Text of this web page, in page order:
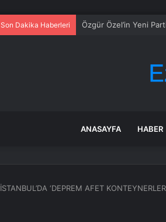
Son Dakika Haberleri Kilis’te Trafik Kazası: 8
ANASAYFA HABER
İSTANBUL’DA ‘DEPREM AFET